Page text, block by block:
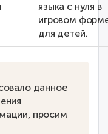
языка с нуля в
игровом
для детей.
данное
просим